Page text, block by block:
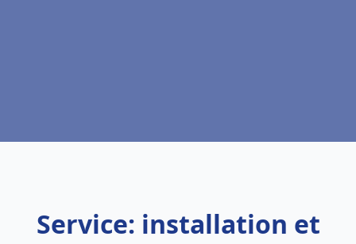
Service: installation et